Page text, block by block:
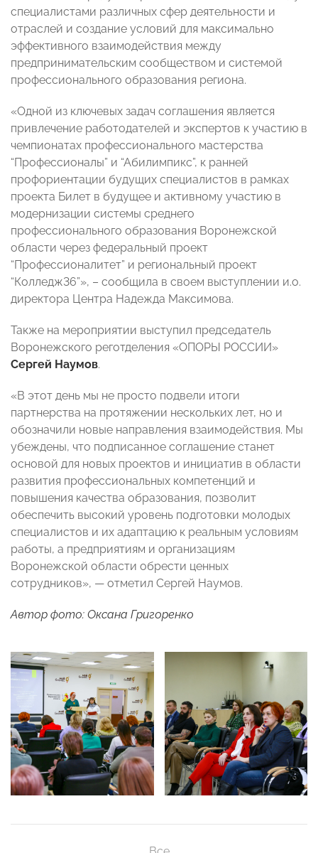
специалистами различных сфер деятельности и
отраслей и создание условий для максимально
эффективного взаимодействия между
предпринимательским сообществом и системой
профессионального образования региона.
«Одной из ключевых задач соглашения является
привлечение работодателей и экспертов к участию в
чемпионатах профессионального мастерства
“Профессионалы” и “Абилимпикс”, к ранней
профориентации будущих специалистов в рамках
проекта Билет в будущее и активному участию в
модернизации системы среднего
профессионального образования Воронежской
области через федеральный проект
“Профессионалитет” и региональный проект
“Колледж36”», – сообщила в своем выступлении и.о.
директора Центра Надежда Максимова.
Также на мероприятии выступил председатель
Воронежского реготделения «ОПОРЫ РОССИИ»
Сергей Наумов.
«В этот день мы не просто подвели итоги
партнерства на протяжении нескольких лет, но и
обозначили новые направления взаимодействия. Мы
убеждены, что подписанное соглашение станет
основой для новых проектов и инициатив в области
развития профессиональных компетенций и
повышения качества образования, позволит
обеспечить высокий уровень подготовки молодых
специалистов и их адаптацию к реальным условиям
работы, а предприятиям и организациям
Воронежской области обрести ценных
сотрудников», — отметил Сергей Наумов.
Автор фото: Оксана Григоренко